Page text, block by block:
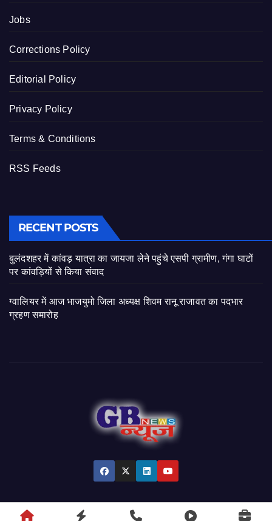
Jobs
Corrections Policy
Editorial Policy
Privacy Policy
Terms & Conditions
RSS Feeds
RECENT POSTS
बुलंदशहर में कांवड़ यात्रा का जायजा लेने पहुंचे एसपी ग्रामीण, गंगा घाटों
पर कांवड़ियों से किया संवाद
ग्वालियर में आज भाजयुमो जिला अध्यक्ष शिवम रानू राजावत का पदभार
ग्रहण समारोह